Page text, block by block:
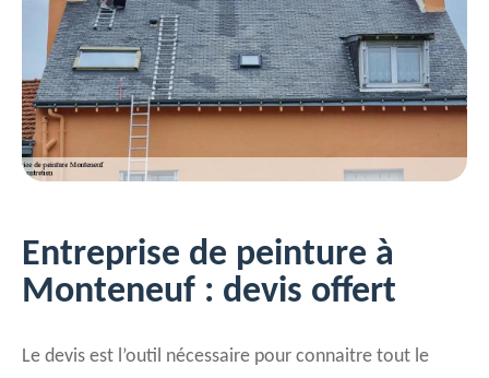
Entreprise de peinture à
Monteneuf : devis offert
Le devis est l’outil nécessaire pour connaitre tout le